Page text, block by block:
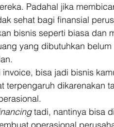
Padahal jika
sehat bagi finansial
bisnis seperti biasa dan
yang dibutuhkan
bisa jadi bisnis
terpengaruh dikarenakan
tadi, nantinya bisa
operasional